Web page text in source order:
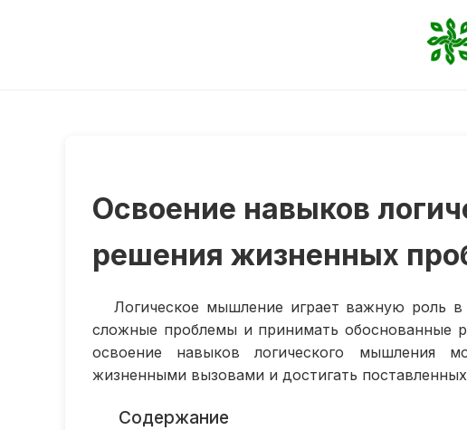
Освоение навыков
решения жизненных
Логическое мышление играет важную роль
сложные проблемы и принимать обоснованные
освоение навыков логического мышления
жизненными вызовами и достигать
Содержание